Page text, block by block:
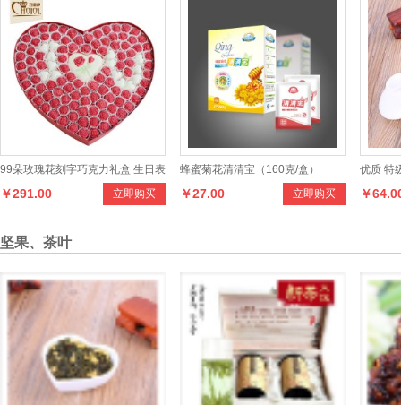
99朵玫瑰花刻字巧克力礼盒 生日表
白情人节求婚创意礼物 立即购买
￥291.00
蜂蜜菊花清清宝（160克/盒）
立即购买
￥27.00
优质 特
峰茶 茶
￥
坚果、茶叶